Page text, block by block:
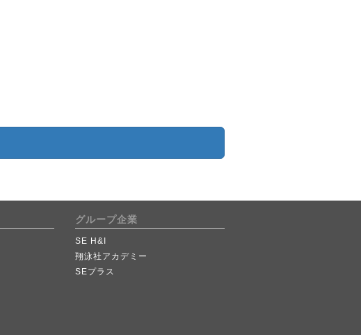
グループ企業
SE H&I
翔泳社アカデミー
SEプラス